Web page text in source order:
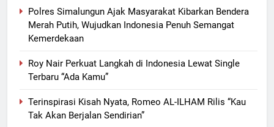
Polres Simalungun Ajak Masyarakat Kibarkan Bendera
Merah Putih, Wujudkan Indonesia Penuh Semangat
Kemerdekaan
Roy Nair Perkuat Langkah di Indonesia Lewat Single
Terbaru “Ada Kamu”
Terinspirasi Kisah Nyata, Romeo AL-ILHAM Rilis “Kau
Tak Akan Berjalan Sendirian”